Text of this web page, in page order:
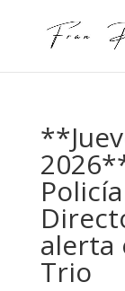
alerta
Trio